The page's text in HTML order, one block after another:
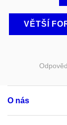
VĚTŠÍ
O nás